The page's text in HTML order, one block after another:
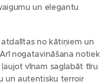
un elegantu
no kātiņiem un
nogatavināšana notiek
vīnam saglabāt tīru
un autentisku terroir